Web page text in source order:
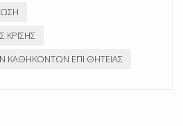
ΚΡΊΣΗΣ
ΚΑΘΗΚΌΝΤΩΝ ΕΠΊ ΘΗΤΕΊΑΣ